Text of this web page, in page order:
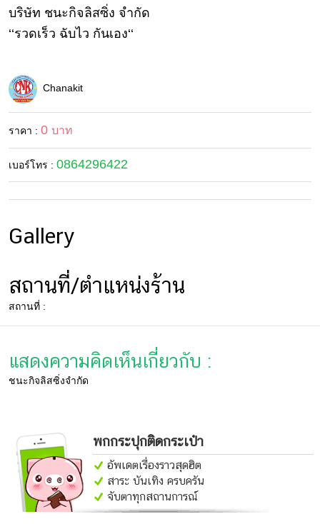
สุขภาพ
ท่อง
สูตร
อาหาร
ง่ายๆ
ช้อป
ปิ้ง
รถยนต์
บ้าน
และ
มือ
ถือ
ทอง
ราคา
วา
ไร
ตี้
แต่งงาน
บริษัท ชนะกิจลิสซิ่ง จำกัด
‘‘รวดเร็ว ฉับไว กันเอง‘‘
Chanakit
ราคา : 0 บาท
เบอร์โทร : 0864296422
Gallery
สถานที่/ตำแหน่งร้าน
สถานที่ :
แสดงความคิดเห็นเกี่ยวกับ :
ชนะ​กิจ​ลิสซิ่ง​จำกัด​
พกกระปุกติดกระเป๋า
อัพเดตเรื่องราวสุดฮิต
สาระ บันเทิง ครบครัน
จับตาทุกสถานการณ์